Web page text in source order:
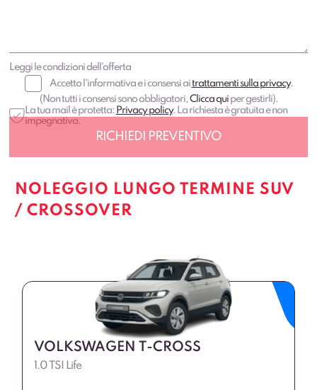
Leggi le condizioni dell'offerta
Accetto l'informativa e i consensi aitrattamenti sulla privacy.
(Non tutti i consensi sono obbligatori,Clicca quiper gestirli).
La tua mail è protetta: Privacy policy. La richiesta è gratuita e non
impegnativa.
NOLEGGIO LUNGO TERMINE SUV
/ CROSSOVER
VOLKSWAGEN T-CROSS
1.0 TSI Life